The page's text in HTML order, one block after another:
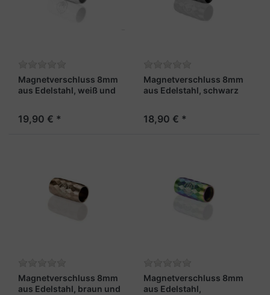
Magnetverschluss 8mm
aus Edelstahl, weiß und
19,90 € *
Magnetverschluss 8mm
aus Edelstahl, schwarz
18,90 € *
Magnetverschluss 8mm
aus Edelstahl, braun und
Magnetverschluss 8mm
aus Edelstahl,